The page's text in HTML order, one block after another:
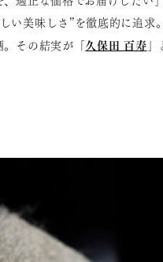
い美味しさ”を徹底的に追求
。その結実が「久保田 百寿 」